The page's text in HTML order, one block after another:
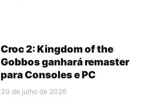
Croc 2: Kingdom of the
Gobbos ganhará remaster
para Consoles e PC
30 de julho de 2026